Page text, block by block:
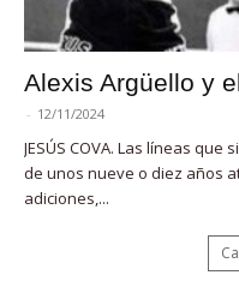
Alexis Argüello y
- 12/11/2024
JESÚS COVA. Las líneas
de unos nueve o diez años
adiciones,...